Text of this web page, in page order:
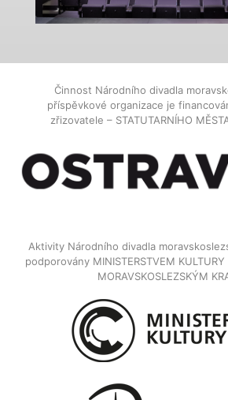
Činnost Národního divadla
příspěvkové organizace je
zřizovatele – STATUTARNÍHO
Aktivity Národního divadla
podporovány MINISTERSTVEM KULTURY
MORAVSKOSLEZSKÝM